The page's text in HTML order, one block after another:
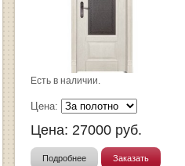
Есть в наличии.
Цена:
Цена: 27000 руб.
Подробнее Заказать